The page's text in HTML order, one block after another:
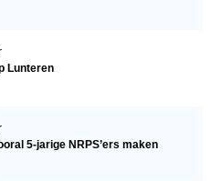
Lunteren
5-jarige NRPS’ers maken